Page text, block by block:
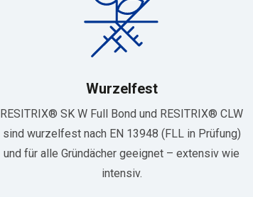
Wurzelfest
RESITRIX® SK W Full Bond und RESITRIX® CLW
sind wurzelfest nach EN 13948 (FLL in Prüfung)
und für alle Gründächer geeignet – extensiv wie
intensiv.